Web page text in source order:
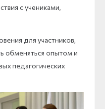
с учениками,
для участников,
обменяться опытом и
педагогических